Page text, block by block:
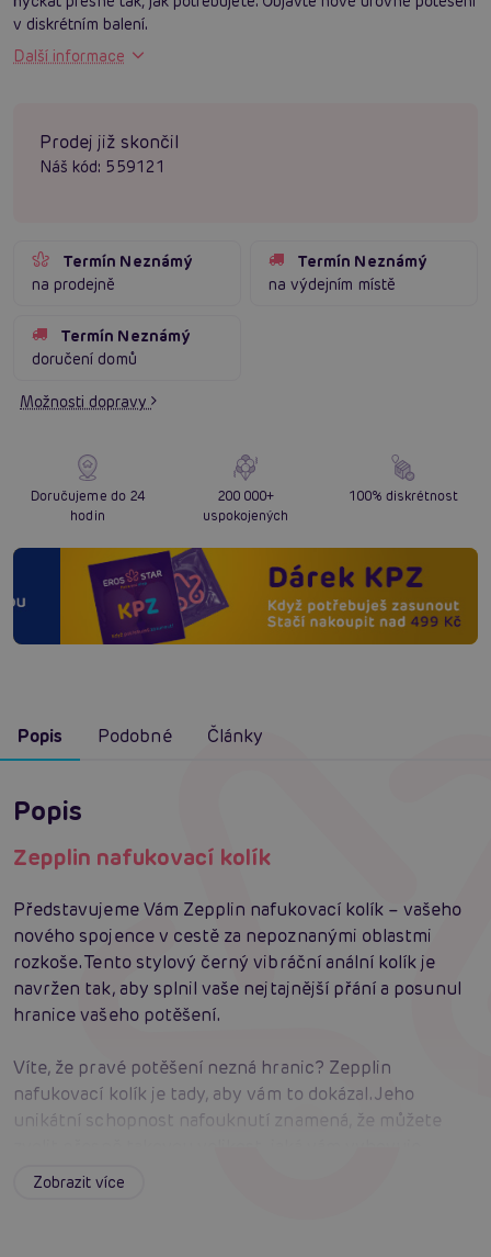
v diskrétním balení.
Další informace
Prodej již skončil
Náš kód: 559121
Termín Neznámý
na prodejně
Termín Neznámý
na výdejním místě
Termín Neznámý
doručení domů
Možnosti dopravy
Doručujeme do 24
hodin
200 000+
uspokojených
100% diskrétnost
Popis Podobné Články
Popis
Zepplin nafukovací kolík
Představujeme Vám Zepplin nafukovací kolík – vašeho
nového spojence v cestě za nepoznanými oblastmi
rozkoše. Tento stylový černý vibráční anální kolík je
navržen tak, aby splnil vaše nejtajnější přání a posunul
hranice vašeho potěšení.
Víte, že pravé potěšení nezná hranic? Zepplin
nafukovací kolík je tady, aby vám to dokázal. Jeho
unikátní schopnost nafouknutí znamená, že můžete
nejvíce. Díky jemnému a bezpečnému materiálu se
Zobrazit více